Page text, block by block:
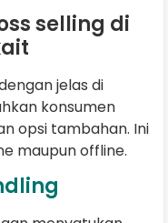
selling di
jelas di
konsumen
opsi tambahan. Ini
maupun offline.